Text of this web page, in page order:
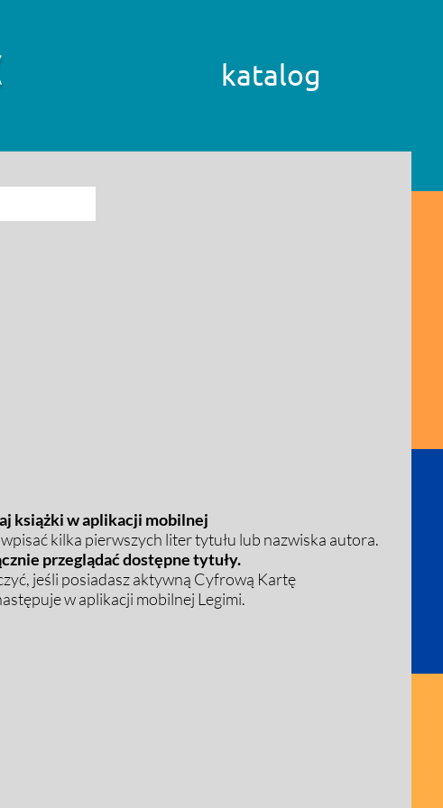
katalog
książki w aplikacji mobilnej
kilka pierwszych liter tytułu lub nazwiska autora.
przeglądać dostępne tytuły.
jeśli posiadasz aktywną Cyfrową Kartę
w aplikacji mobilnej Legimi.